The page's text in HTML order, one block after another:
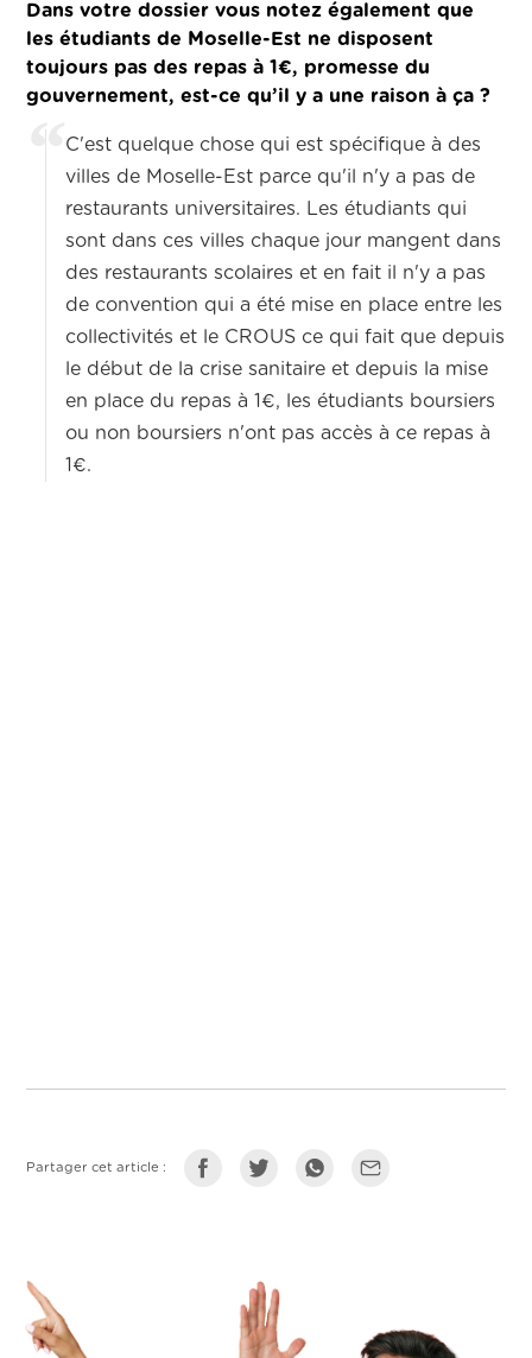
Dans votre dossier vous notez également que
les étudiants de Moselle-Est ne disposent
toujours pas des repas à 1€, promesse du
gouvernement, est-ce qu’il y a une raison à ça ?
C'est quelque chose qui est spécifique à des
villes de Moselle-Est parce qu'il n'y a pas de
restaurants universitaires. Les étudiants qui
sont dans ces villes chaque jour mangent dans
des restaurants scolaires et en fait il n'y a pas
de convention qui a été mise en place entre les
collectivités et le CROUS ce qui fait que depuis
le début de la crise sanitaire et depuis la mise
en place du repas à 1€, les étudiants boursiers
ou non boursiers n'ont pas accès à ce repas à
1€.
Partager cet article :